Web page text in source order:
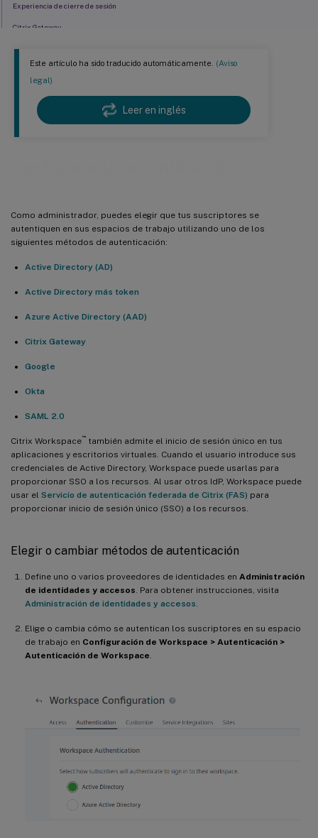
Este artículo ha sido traducido automáticamente. (Aviso
legal)
Leer en inglés
Como administrador, puedes elegir que tus suscriptores se
autentiquen en sus espacios de trabajo utilizando uno de los
siguientes métodos de autenticación:
Active Directory (AD)
Active Directory más token
Azure Active Directory (AAD)
Citrix Gateway
Google
Okta
SAML 2.0
Citrix Workspace™
también admite el inicio de sesión único en tus
aplicaciones y escritorios virtuales. Cuando el usuario introduce sus
credenciales de Active Directory, Workspace puede usarlas para
proporcionar SSO a los recursos. Al usar otros IdP, Workspace puede
usar el Servicio de autenticación federada de Citrix (FAS) para
proporcionar inicio de sesión único (SSO) a los recursos.
Elegir o cambiar métodos de autenticación
Define uno o varios proveedores de identidades en Administración
de identidades y accesos . Para obtener instrucciones, visita
Administración de identidades y accesos
Elige o cambia cómo se autentican los suscriptores en su espacio
de trabajo en Configuración de Workspace > Autenticación >
Autenticación de Workspace
Experiencia de cierre de sesión
Citrix Gateway
Inicio de sesión único con Gateway
SAML 2.0